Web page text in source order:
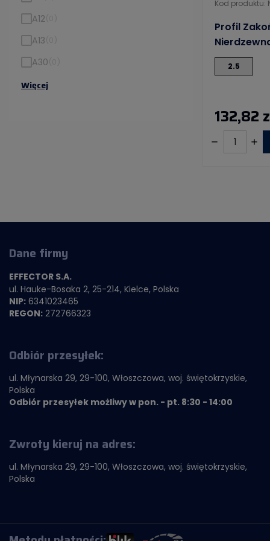
A12
A13
A30
Więcej
Kod produktu:
Profil
2.5
132,82
Dane firmy
EFFECTOR S.A.
ul. Hauke-Bosaka 2, 25-214, Kielce, Polska
NIP: 6341023465
REGON: 272766323
Odbiór przesyłek:
ul. Młynarska 29, 29-100, Włoszczowa, woj. świętokrzyskie,
Polska
Odbiór przesyłek możliwy w pon. - pt. 8:30 - 14:00
Zwroty kieruj na adres:
ul. Młynarska 29, 29-100, Włoszczowa, woj. świętokrzyskie,
Polska